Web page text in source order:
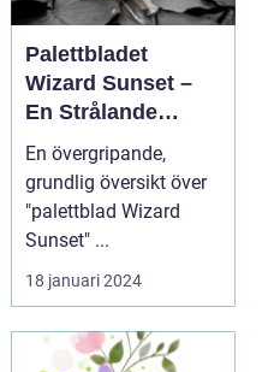
Palettbladet
Wizard Sunset –
En Strålande
Fördelning av
Färger
En övergripande,
grundlig översikt över
"palettblad Wizard
Sunset" ...
18 januari 2024